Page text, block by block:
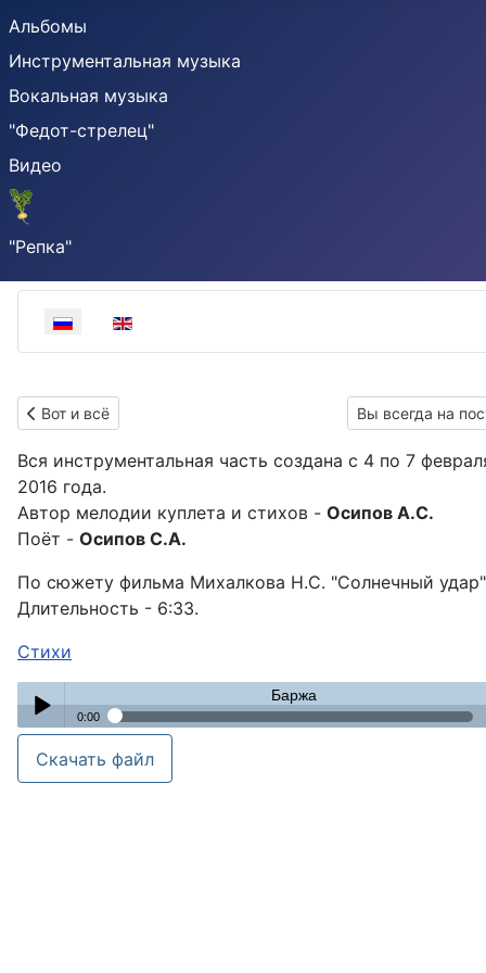
Альбомы
Инструментальная музыка
Вокальная музыка
"Федот-стрелец"
Видео
"Репка"
Выберите язык
Предыдущий: Вот и всё
Вот и всё Следующий: Вы
Вы всегда на
Вся инструментальная часть создана с 4 по 7
2016 года.
Автор мелодии куплета и стихов - Осипов А.С.
Поёт - Осипов С.А.
По сюжету фильма Михалкова Н.С. "Солнечный
Длительность - 6:33.
Стихи
Play /
Баржа
0:00
Скачать файл